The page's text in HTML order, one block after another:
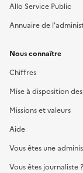
Allo Service Public
Annuaire de
Nous connaître
Chiffres
Mise à disposition
Missions et valeurs
Aide
Vous êtes une
Vous êtes journaliste ?